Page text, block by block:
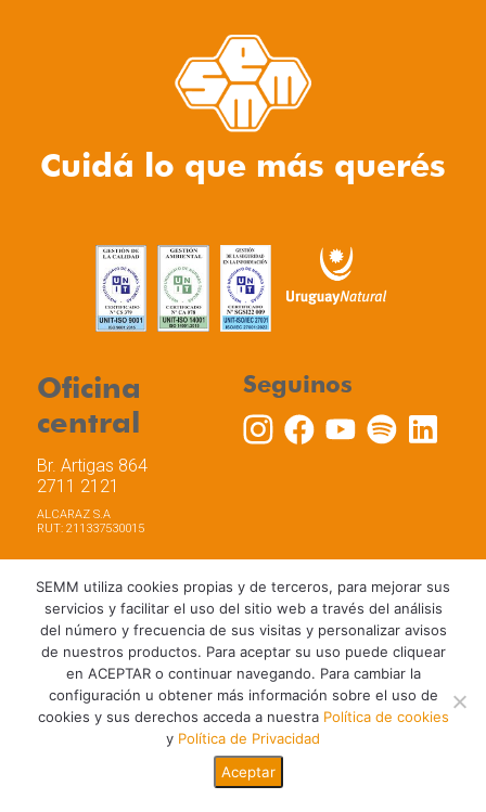
Cuidá lo que más querés
Oficina
central
Br. Artigas 864
2711 2121
ALCARAZ S.A
RUT: 211337530015
Seguinos
Trabaja con nosotros
Política de privacidad
Términos y Condiciones de Uso
Política de Cookies
SEMM utiliza cookies propias y de terceros, para mejorar sus
servicios y facilitar el uso del sitio web a través del análisis
del número y frecuencia de sus visitas y personalizar avisos
de nuestros productos. Para aceptar su uso puede cliquear
en ACEPTAR o continuar navegando. Para cambiar la
configuración u obtener más información sobre el uso de
cookies y sus derechos acceda a nuestra Política de cookies
y Política de Privacidad
Aceptar